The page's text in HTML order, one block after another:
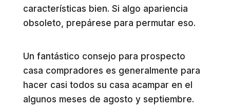
características bien. Si algo apariencia
obsoleto, prepárese para permutar eso.
Un fantástico consejo para prospecto
casa compradores es generalmente para
hacer casi todos su casa acampar en el
algunos meses de agosto y septiembre.